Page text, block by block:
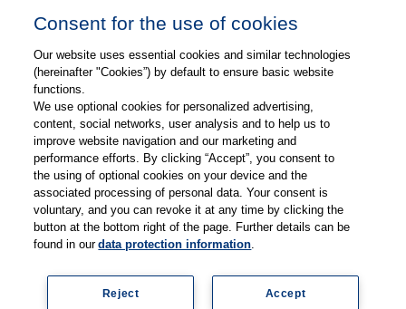
Karriere
Kontakt
Web-Semniare
Anwenderberichte
Partner
Consent for the use of cookies
Our website uses essential cookies and similar technologies
(hereinafter "Cookies”) by default to ensure basic website
functions.
We use optional cookies for personalized advertising,
content, social networks, user analysis and to help us to
improve website navigation and our marketing and
performance efforts. By clicking “Accept”, you consent to
the using of optional cookies on your device and the
associated processing of personal data. Your consent is
voluntary, and you can revoke it at any time by clicking the
button at the bottom right of the page. Further details can be
found in ourdata protection information.
Accept
Reject